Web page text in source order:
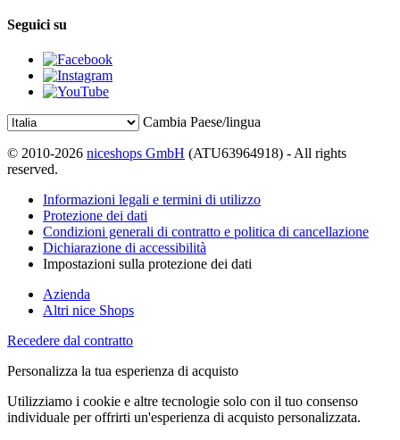
Seguici su
Cambia Paese/lingua
© 2010-2026 niceshops GmbH (ATU63964918) - All rights
reserved.
Informazioni legali e termini di utilizzo
Protezione dei dati
Condizioni generali di contratto e politica di cancellazione
Dichiarazione di accessibilità
Impostazioni sulla protezione dei dati
Azienda
Altri nice Shops
Recedere dal contratto
Personalizza la tua esperienza di acquisto
Utilizziamo i cookie e altre tecnologie solo con il tuo consenso
individuale per offrirti un'esperienza di acquisto personalizzata.